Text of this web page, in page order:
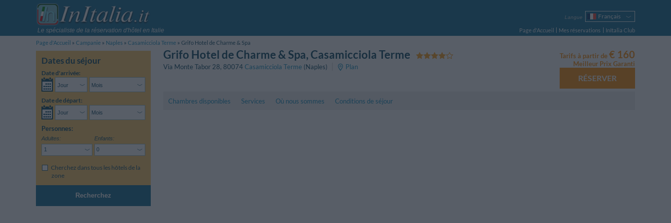
Le spécialiste de la réservation d'hôtel en Italie
Langue
Français
Italiano
English
Español
Русский
Português
Polski
Page d'Accueil Mes réservations
InItalia Club
Page d'Accueil
Campanie Naples Casamicciola Terme Grifo Hotel de Charme & Spa
Dates du séjour
Date d'arrivée:
Date de départ:
Personnes:
Adultes: Enfants:
Cherchez dans tous les hôtels de la
zone
Recherchez
Grifo Hotel de Charme & Spa, Casamicciola Terme
Via Monte Tabor 28, 80074 Casamicciola Terme (Naples) Plan
Tarifs à partir de€ 160
Meilleur Prix Garanti
RÉSERVER
Chambres disponibles Services Où nous sommes Conditions de séjour